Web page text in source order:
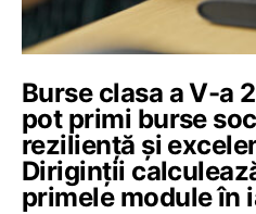
Burse clasa a V-a
pot primi burse
reziliență și
Diriginții
primele module în